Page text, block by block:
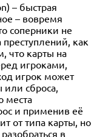
– быстрая
– вовремя
соперники не
как
что карты на
игроками,
игрок может
или сброса,
места
и применив её
от типа карты, но
в